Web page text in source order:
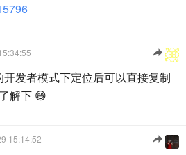
发者模式下定位后可以直接复制
解下 😄
15:14:52